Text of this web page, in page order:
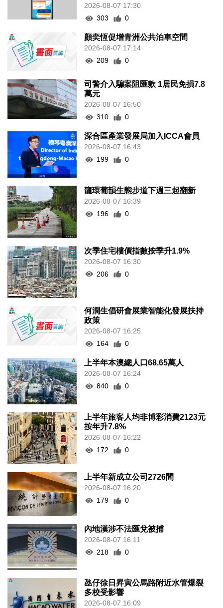
2026-08-07 17:30
303
0
顏奕恆促增青洲公共泊車空間
2026-08-07 17:14
209
0
司警介入騙案阻匯款 1居民免損7.8
萬元
2026-08-07 16:50
310
0
深合區產業發展局加入ICCA會員
2026-08-07 16:43
199
0
龍環葡韻生態步道下週三起翻新
2026-08-07 16:39
196
0
次季住宅樓價指數按季升1.9%
2026-08-07 16:30
206
0
何潤生倡研會展業智能化發展扶持
政策
2026-08-07 16:25
164
0
上半年本澳總人口68.65萬人
2026-08-07 16:24
840
0
上半年旅客人均非博彩消費2123元
按年升7.8%
2026-08-07 16:22
172
0
上半年新成立公司2726間
2026-08-07 16:20
179
0
內地漢涉不法匯兌被捕
2026-08-07 16:11
218
0
氹仔徐日昇寅公馬路附近水管爆裂
多校受影響
2026-08-07 16:09